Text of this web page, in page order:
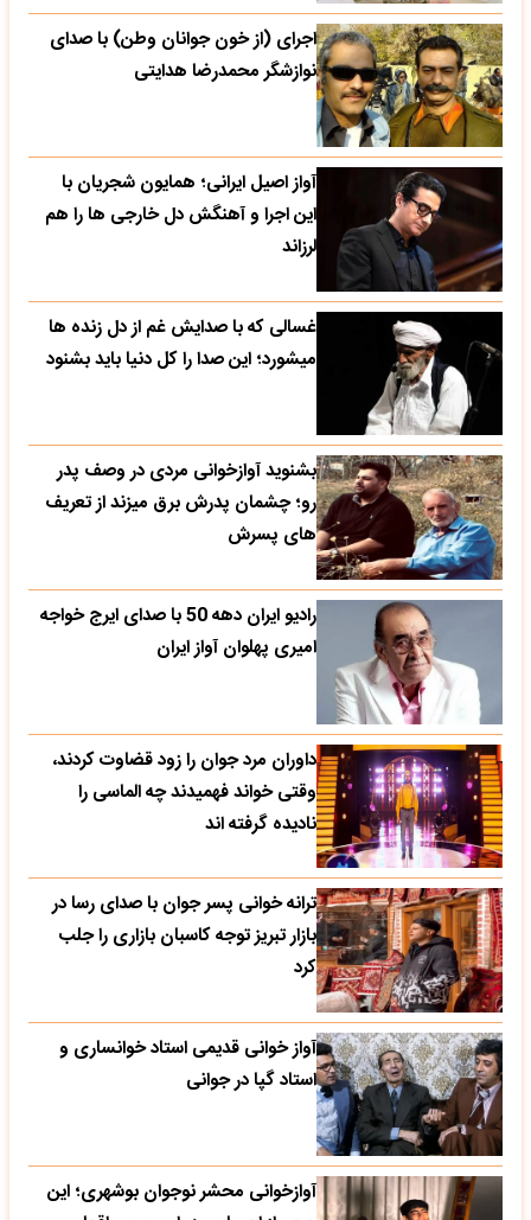
اجرای (از خون جوانان وطن) با صدای
نوازشگر محمدرضا هدایتی
آواز اصیل ایرانی؛ همایون شجریان با
این اجرا و آهنگش دل خارجی ها را هم
لرزاند
غسالی که با صدایش غم از دل زنده ها
میشورد؛ این صدا را کل دنیا باید بشنود
بشنوید آوازخوانی مردی در وصف پدر
رو؛ چشمان پدرش برق میزند از تعریف
های پسرش
رادیو ایران دهه 50 با صدای ایرج خواجه
امیری پهلوان آواز ایران
داوران مرد جوان را زود قضاوت کردند،
وقتی خواند فهمیدند چه الماسی را
نادیده گرفته اند
ترانه خوانی پسر جوان با صدای رسا در
بازار تبریز توجه کاسبان بازاری را جلب
کرد
آواز خوانی قدیمی استاد خوانساری و
استاد گپا در جوانی
آوازخوانی محشر نوجوان بوشهری؛ این